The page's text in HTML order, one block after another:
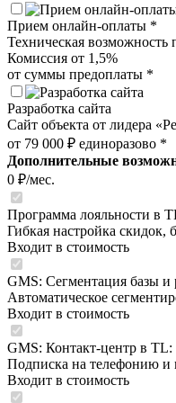
Прием онлайн-оплаты *
Техническая
Комиссия от 1,5%
от суммы предоплаты *
Разработка сайта
Сайт объекта от лидера
от 79 000 ₽ единоразово *
Дополнительные
0 ₽/мес.
Программа лояльности в
Гибкая настройка скидок,
Входит в стоимость
GMS: Сегментация базы
Автоматическое
Входит в стоимость
GMS: Контакт-центр в
Подписка на телефонию и
Входит в стоимость